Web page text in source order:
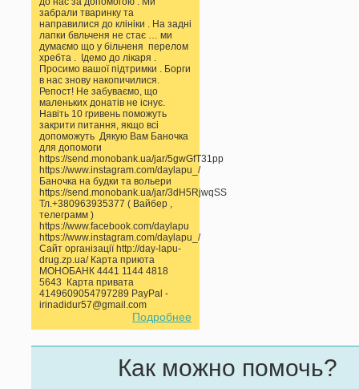
забрали тваринку та
направилися до клініки . На задні
лапки бвльченя не стає … ми
думаємо що у більченя перелом
хребта . Ідемо до лікаря .
Просимо вашої підтримки . Борги
в нас знову накопичилися.
Репост! Не забуваємо, що
маленьких донатів не існує.
Навіть 10 гривень поможуть
закрити питання, якщо всі
допоможуть Дякую Вам Баночка
для допомоги
https://send.monobank.ua/jar/5gwGfT31pp
https://www.instagram.com/daylapu_/
Баночка на будки та вольери
https://send.monobank.ua/jar/3dH5RjwqSS
Тл.+380963935377 ( Вайбер ,
телеграмм )
https://www.facebook.com/daylapu
https://www.instagram.com/daylapu_/
Сайт організації http://day-lapu-
drug.zp.ua/ Карта приюта
МОНОБАНК 4441 1144 4818
5643 Карта привата
4149609054797289 PayPal -
irinadidur57@gmail.com
Подробнее
Как можно помочь?